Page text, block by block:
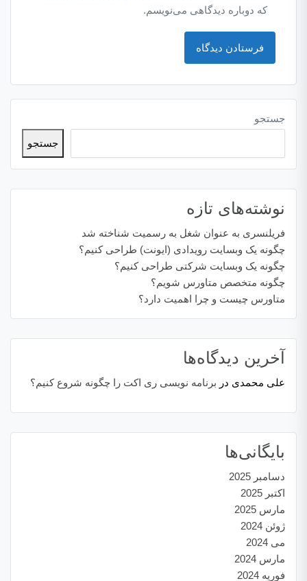
که دوباره دیدگاهی می‌نویسم.
جستجو
جستجو
نوشته‌های تازه
فریلنسری به عنوان شغل به رسمیت شناخته شد
چگونه یک وبسایت رویدادی (ایونت) طراحی کنیم؟
چگونه یک وبسایت شرکتی طراحی کنیم؟
چگونه متخصص متاورس شویم؟
متاورس چیست و چرا اهمیت دارد؟
آخرین دیدگاه‌ها
علی محمدی در برنامه نویسی ری اکت را چگونه شروع کنیم؟
بایگانی‌ها
دسامبر 2025
اکتبر 2025
مارس 2025
ژوئن 2024
می 2024
مارس 2024
فوریه 2024